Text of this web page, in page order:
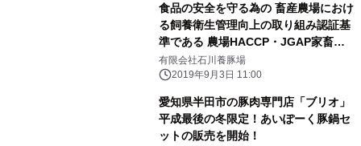
食品の安全を守る為の 畜産農場におけ
る飼養衛生管理向上の取り組み認証基
準である 農場HACCP・JGAP家畜・
畜産物2017認証を取得しました
有限会社石川養豚場
2019年9月3日 11:00
愛知県半田市の豚肉専門店「ブリオ」
平成最後の冬限定！あいぽーく豚鍋セ
ットの販売を開始！